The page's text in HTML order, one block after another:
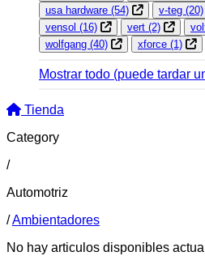
usa hardware (54) v-teg (20)
vensol (16) vert (2)
wolfgang (40) xforce (1)
Mostrar todo (puede tardar
Tienda
Category
/
Automotriz
/Ambientadores
No hay articulos disponibles